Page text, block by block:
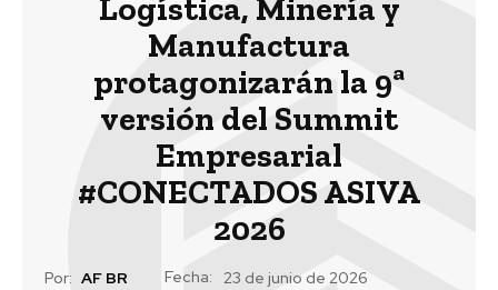
Logística, Minería y
Manufactura
protagonizarán la 9ª
versión del Summit
Empresarial
#CONECTADOS ASIVA
2026
Por: AF BR Fecha: 23 de junio de 2026